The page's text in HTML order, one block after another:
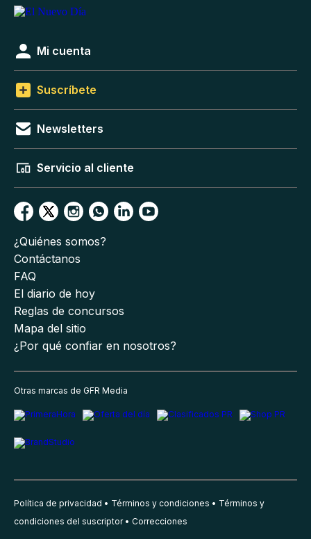
Mi cuenta
Suscríbete
Newsletters
Servicio al cliente
¿Quiénes somos?
Contáctanos
FAQ
El diario de hoy
Reglas de concursos
Mapa del sitio
¿Por qué confiar en nosotros?
Otras marcas de GFR Media
Política de privacidad Términos y condiciones
Términos y
condiciones del suscriptor
Correcciones